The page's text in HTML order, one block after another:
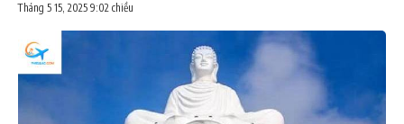
Tháng 5 15, 2025 9:02 chiều